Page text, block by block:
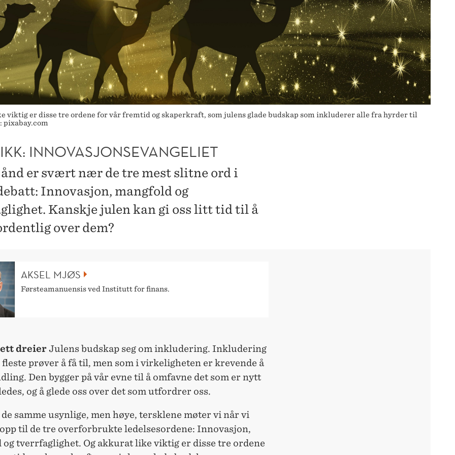
viktig er disse tre ordene for vår fremtid og skaperkraft, som julens glade budskap som inkluderer alle fra hyrder til
INNOVASJONSEVANGELIET
er svært nær de tre mest slitne ord i
Innovasjon, mangfold og
Kanskje julen kan gi oss litt tid til å
over dem?
AKSEL MJØS
Førsteamanuensis ved Institutt for finans.
dreierJulens budskap seg om inkludering. Inkludering
fleste prøver å få til, men som i virkeligheten er krevende å
Den bygger på vår evne til å omfavne det som er nytt
og å glede oss over det som utfordrer oss.
samme usynlige, men høye, tersklene møter vi når vi
til de tre overforbrukte ledelsesordene: Innovasjon,
og tverrfaglighet. Og akkurat like viktig er disse tre ordene